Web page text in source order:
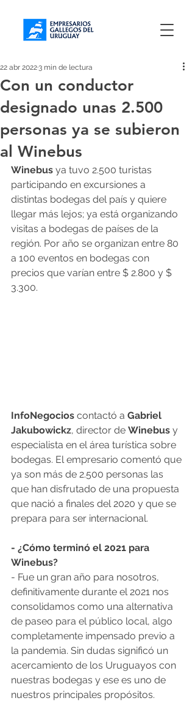
Con un conductor
designado unas 2.500
personas ya se subieron
al Winebus
22 abr 20223 min de lectura
Winebus ya tuvo 2.500 turistas
participando en excursiones a
distintas bodegas del país y quiere
llegar más lejos; ya está organizando
visitas a bodegas de países de la
región. Por año se organizan entre 80
a 100 eventos en bodegas con
precios que varían entre $ 2.800 y $
3.300.
InfoNegocios contactó a Gabriel
Jakubowickz, director de Winebus y
especialista en el área turística sobre
bodegas. El empresario comentó que
ya son más de 2.500 personas las
que han disfrutado de una propuesta
que nació a finales del 2020 y que se
prepara para ser internacional.
- ¿Cómo terminó el 2021 para
Winebus?
- Fue un gran año para nosotros,
definitivamente durante el 2021 nos
consolidamos como una alternativa
de paseo para el público local, algo
completamente impensado previo a
la pandemia. Sin dudas significó un
acercamiento de los Uruguayos con
nuestras bodegas y ese es uno de
nuestros principales propósitos.